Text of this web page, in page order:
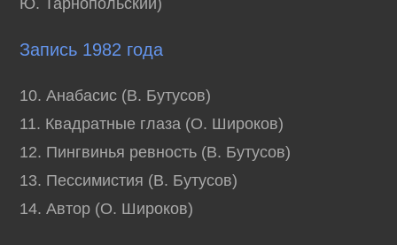
Ю. Тарнопольский)
Запись 1982 года
10. Анабасис (В. Бутусов)
11. Квадратные глаза (О. Широков)
12. Пингвинья ревность (В. Бутусов)
13. Пессимистия (В. Бутусов)
14. Автор (О. Широков)